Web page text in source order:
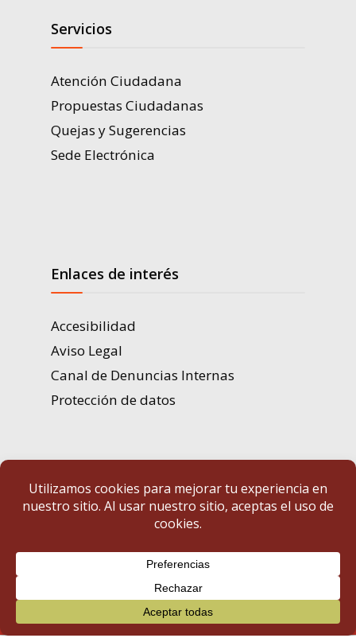
Servicios
Atención Ciudadana
Propuestas Ciudadanas
Quejas y Sugerencias
Sede Electrónica
Enlaces de interés
Accesibilidad
Aviso Legal
Canal de Denuncias Internas
Protección de datos
Portal de Transparencia | Diputación de Badajoz